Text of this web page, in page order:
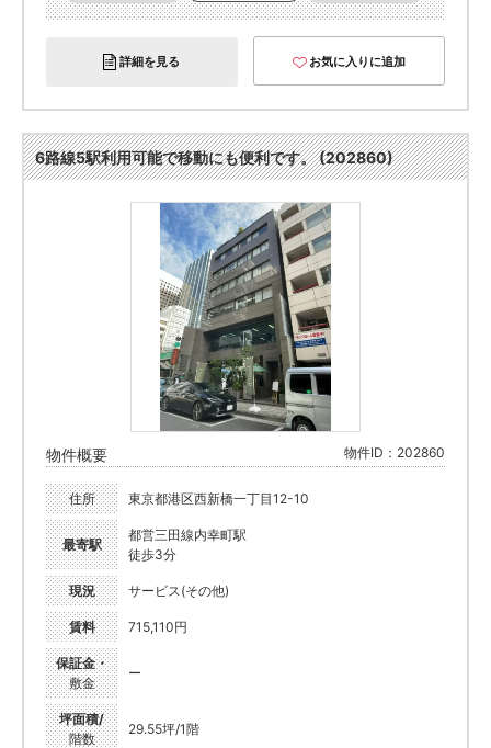
詳細を見る お気に入りに追加
6路線5駅利用可能で移動にも便利です。 (202860)
物件概要 物件ID：202860
住所 東京都港区西新橋一丁目12-10
最寄駅
都営三田線内幸町駅
徒歩3分
現況 サービス(その他)
賃料 715,110円
保証金・
敷金
ー
坪面積/
階数
29.55坪/1階